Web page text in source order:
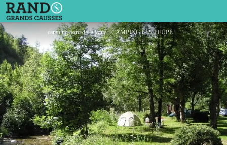
Camping Les Peupliers - Le Rozier
camping bord de la jonte - CAMPING LES PEUPLIERS